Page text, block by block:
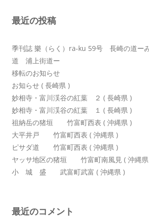
ョ
最近の投稿
季刊誌 樂（らく）ra-ku 59号 長崎の道ー
道 浦上街道ー
移転のお知らせ
お知らせ ( 長崎県 )
妙相寺・富川渓谷の紅葉 ２ ( 長崎県 )
妙相寺・富川渓谷の紅葉 １ ( 長崎県 )
祖納岳の猪垣 竹富町西表 ( 沖縄県 )
大平井戸 竹富町西表 ( 沖縄県 )
ピサダ道 竹富町西表 ( 沖縄県 )
ヤッサ地区の猪垣 竹富町南風見 ( 沖縄
小 城 盛 武富町武富 ( 沖縄県 )
最近のコメント